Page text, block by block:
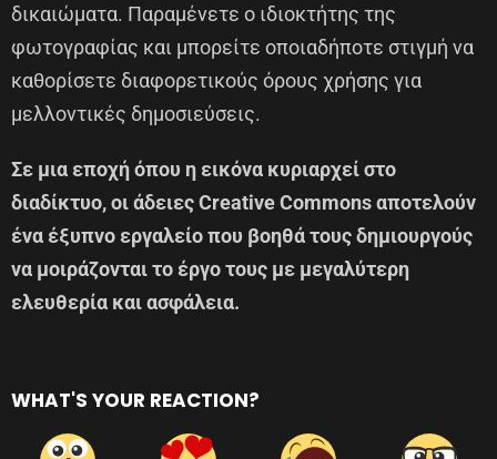
δικαιώματα. Παραμένετε ο ιδιοκτήτης της
φωτογραφίας και μπορείτε οποιαδήποτε στιγμή να
καθορίσετε διαφορετικούς όρους χρήσης για
μελλοντικές δημοσιεύσεις.
Σε μια εποχή όπου η εικόνα κυριαρχεί στο
διαδίκτυο, οι άδειες Creative Commons αποτελούν
ένα έξυπνο εργαλείο που βοηθά τους δημιουργούς
να μοιράζονται το έργο τους με μεγαλύτερη
ελευθερία και ασφάλεια.
WHAT'S YOUR REACTION?